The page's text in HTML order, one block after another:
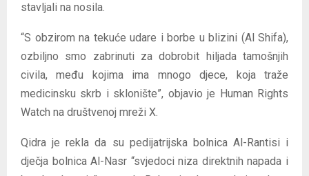
stavljali na nosila.
“S obzirom na tekuće udare i borbe u blizini (Al Shifa),
ozbiljno smo zabrinuti za dobrobit hiljada tamošnjih
civila, među kojima ima mnogo djece, koja traže
medicinsku skrb i sklonište”, objavio je Human Rights
Watch na društvenoj mreži X.
Qidra je rekla da su pedijatrijska bolnica Al-Rantisi i
dječja bolnica Al-Nasr “svjedoci niza direktnih napada i